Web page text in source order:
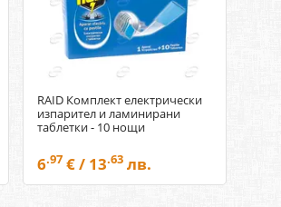
RAID Комплект електрически
изпарител и ламинирани
таблетки - 10 нощи
6.97 € / 13.63 лв.